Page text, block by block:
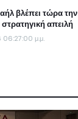
βλέπει τώρα την
απειλή
μ.μ.